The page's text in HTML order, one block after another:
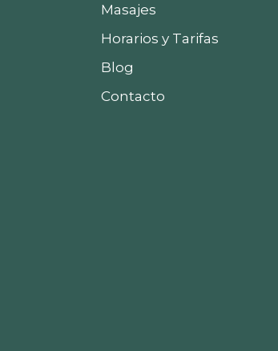
Masajes
Horarios y Tarifas
Blog
Contacto